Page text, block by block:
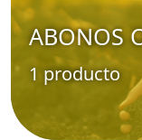
ABONOS
1 producto